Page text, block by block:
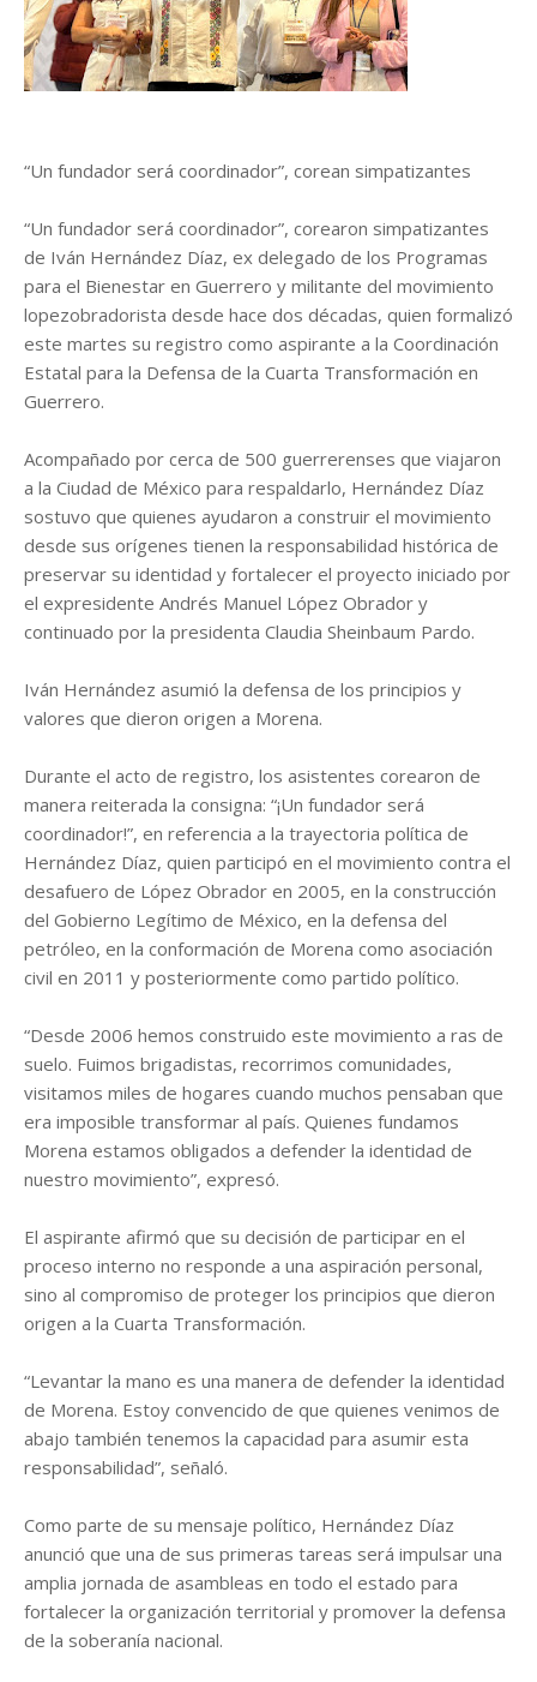
“Un fundador será coordinador”, corean simpatizantes
“Un fundador será coordinador”, corearon simpatizantes
de Iván Hernández Díaz, ex delegado de los Programas
para el Bienestar en Guerrero y militante del movimiento
lopezobradorista desde hace dos décadas, quien formalizó
este martes su registro como aspirante a la Coordinación
Estatal para la Defensa de la Cuarta Transformación en
Guerrero.
Acompañado por cerca de 500 guerrerenses que viajaron
a la Ciudad de México para respaldarlo, Hernández Díaz
sostuvo que quienes ayudaron a construir el movimiento
desde sus orígenes tienen la responsabilidad histórica de
preservar su identidad y fortalecer el proyecto iniciado por
el expresidente Andrés Manuel López Obrador y
continuado por la presidenta Claudia Sheinbaum Pardo.
Iván Hernández asumió la defensa de los principios y
valores que dieron origen a Morena.
Durante el acto de registro, los asistentes corearon de
manera reiterada la consigna: “¡Un fundador será
coordinador!”, en referencia a la trayectoria política de
Hernández Díaz, quien participó en el movimiento contra el
desafuero de López Obrador en 2005, en la construcción
del Gobierno Legítimo de México, en la defensa del
petróleo, en la conformación de Morena como asociación
civil en 2011 y posteriormente como partido político.
“Desde 2006 hemos construido este movimiento a ras de
suelo. Fuimos brigadistas, recorrimos comunidades,
visitamos miles de hogares cuando muchos pensaban que
era imposible transformar al país. Quienes fundamos
Morena estamos obligados a defender la identidad de
nuestro movimiento”, expresó.
El aspirante afirmó que su decisión de participar en el
proceso interno no responde a una aspiración personal,
sino al compromiso de proteger los principios que dieron
origen a la Cuarta Transformación.
“Levantar la mano es una manera de defender la identidad
de Morena. Estoy convencido de que quienes venimos de
abajo también tenemos la capacidad para asumir esta
responsabilidad”, señaló.
Como parte de su mensaje político, Hernández Díaz
anunció que una de sus primeras tareas será impulsar una
amplia jornada de asambleas en todo el estado para
fortalecer la organización territorial y promover la defensa
de la soberanía nacional.